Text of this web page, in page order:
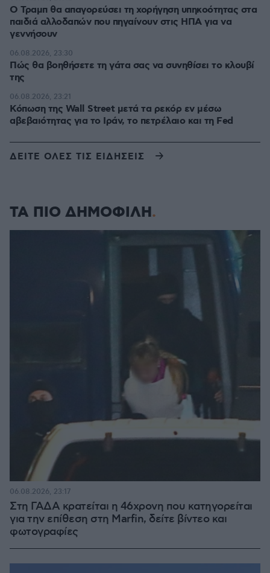
Ο Τραμπ θα απαγορεύσει τη χορήγηση υπηκοότητας στα
παιδιά αλλοδαπών που πηγαίνουν στις ΗΠΑ για να
γεννήσουν
Πώς θα βοηθήσετε τη γάτα σας να συνηθίσει το κλουβί
της
06.08.2026, 23:30
Κόπωση της Wall Street μετά τα ρεκόρ εν μέσω
αβεβαιότητας για το Ιράν, το πετρέλαιο και τη Fed
06.08.2026, 23:21
ΔΕΙΤΕ ΟΛΕΣ ΤΙΣ ΕΙΔΗΣΕΙΣ
ΤΑ ΠΙΟ ΔΗΜΟΦΙΛΗ
Στη ΓΑΔΑ κρατείται η 46χρονη που κατηγορείται
για την επίθεση στη Marfin, δείτε βίντεο και
φωτογραφίες
06.08.2026, 23:17